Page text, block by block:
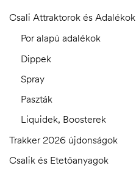
Csali Attraktorok és Adalékok
Por alapú adalékok
Dippek
Spray
Paszták
Liquidek, Boosterek
Trakker 2026 újdonságok
Csalik és Etetőanyagok